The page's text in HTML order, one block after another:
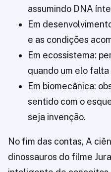
assumindo DNA
Em
e as condições
Em ecossistema:
quando um elo
Em biomecânica:
sentido com o
seja invenção.
No fim das contas, A
dinossauros do filme